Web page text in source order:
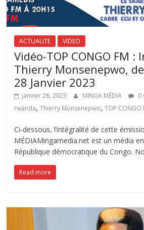
ACTUALITE VIDEO
Vidéo-TOP CONGO FM :
Thierry Monsenepwo,
28 Janvier 2023
janvier 28, 2023 MINGA MÉDIA 0
rwanda,Thierry Monsenepwo,TOP CONGO
Ci-dessous, l’intégralité de cette
MÉDIAMingamedia.net est un média
République démocratique du Congo.
Read more